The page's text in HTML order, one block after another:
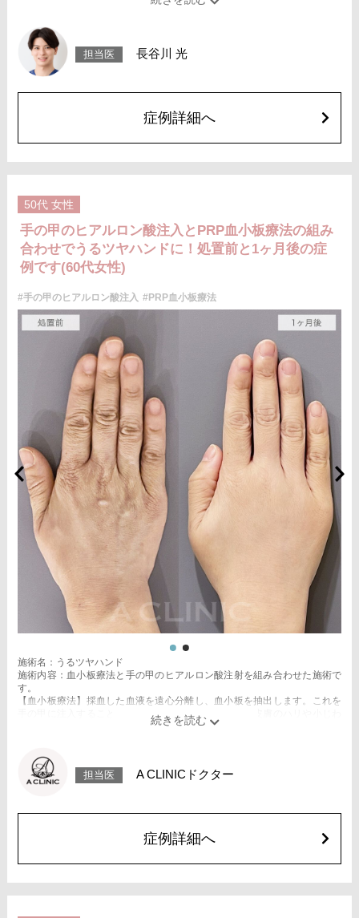
できます。自己由来成分を用いるためアレルギー反応のリスクが低く、自
施術時間：注入箇所数にもよりますが、約15〜30分程です。
リスク、副作用：赤み、腫れ、疼痛、内出血、注入箇所の膨らみなどが術
後一時的に生じることがございます。また、稀に細菌感染症、ぼこつきな
どが生じることがございます。注入箇所を強く揉みこむようなマッサージ
費用：272,800円〜360,800円(税込)
オプション：表面麻酔 3,300円(税込) 笑気麻酔 3,300円(税込)
担当医 長谷川 光
症例詳細へ
50代 女性
手の甲のヒアルロン酸注入とPRP血小板療法の組み
合わせでうるツヤハンドに！処置前と1ヶ月後の症
例です(60代女性)
#手の甲のヒアルロン酸注入 #PRP血小板療法
施術名：うるツヤハンド
施術内容：血小板療法と手の甲のヒアルロン酸注射を組み合わせた施術で
す。
【血小板療法】採血した血液を遠心分離し、血小板を抽出します。これを
手の甲に注入することで組織の再生を促す施術です。皮膚のハリや小じわ
施術時間：注入箇所数にもよりますが、約15〜30分程
リスク、副作用：腫れ、赤み、内出血、痛み、突っ張り感、ボコつきなど
ージは1〜2週間ほどお控えください。
費用：血小板療法+レスチレン(片手2ccずつ)476,000円(税込)
血小板療法+ジュビダームビスタ ボリフトXC(片手2ccずつ)600,800円(税
オプション：表面麻酔 3,300円(税込)笑気麻酔 3,300円(税込)
担当医 A CLINICドクター
症例詳細へ